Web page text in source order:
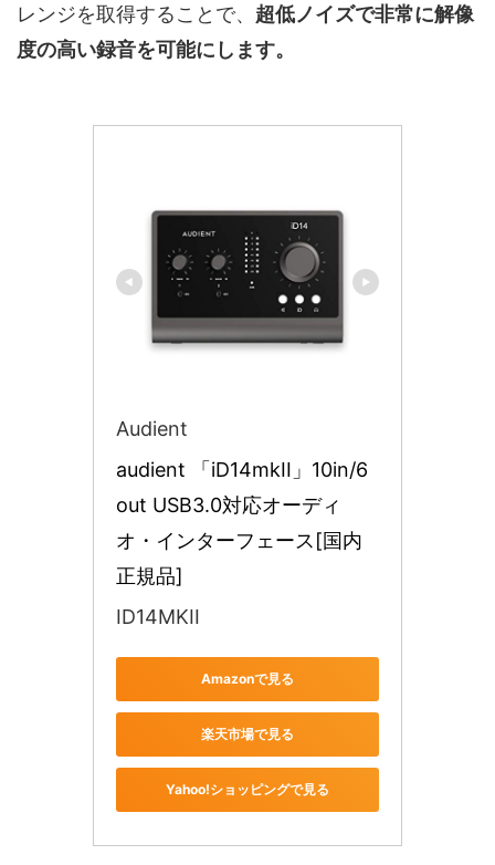
レンジを取得することで、 超低ノイズで非常に解像
度の高い録音を可能にします。
Audient
audient 「iD14mkII」10in/6
out USB3.0対応オーディ
オ・インターフェース[国内
正規品]
ID14MKII
Amazonで見る
楽天市場で見る
Yahoo!ショッピングで見る